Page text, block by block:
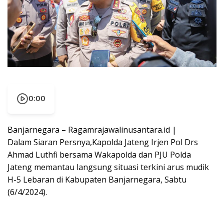
0:00
Banjarnegara – Ragamrajawalinusantara.id |
Dalam Siaran Persnya,Kapolda Jateng Irjen Pol Drs
Ahmad Luthfi bersama Wakapolda dan PJU Polda
Jateng memantau langsung situasi terkini arus mudik
H-5 Lebaran di Kabupaten Banjarnegara, Sabtu
(6/4/2024).